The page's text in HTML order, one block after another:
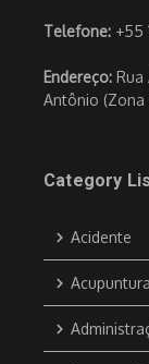
Telefone: +55
Endereço: Rua
Antônio (Zona
Category
Acidente
Acupuntura